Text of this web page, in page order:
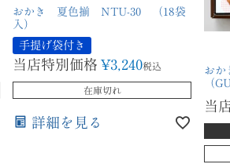
おかき 夏色揃 NTU-30 （18袋
入）
手提げ袋付き
当店特別価格 ¥3,240税込
在庫切れ
詳細を見る
おか
（
当